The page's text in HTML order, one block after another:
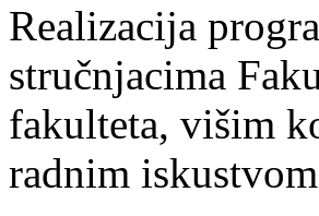
Realizacija
stručnjacima
fakulteta, višim
radnim